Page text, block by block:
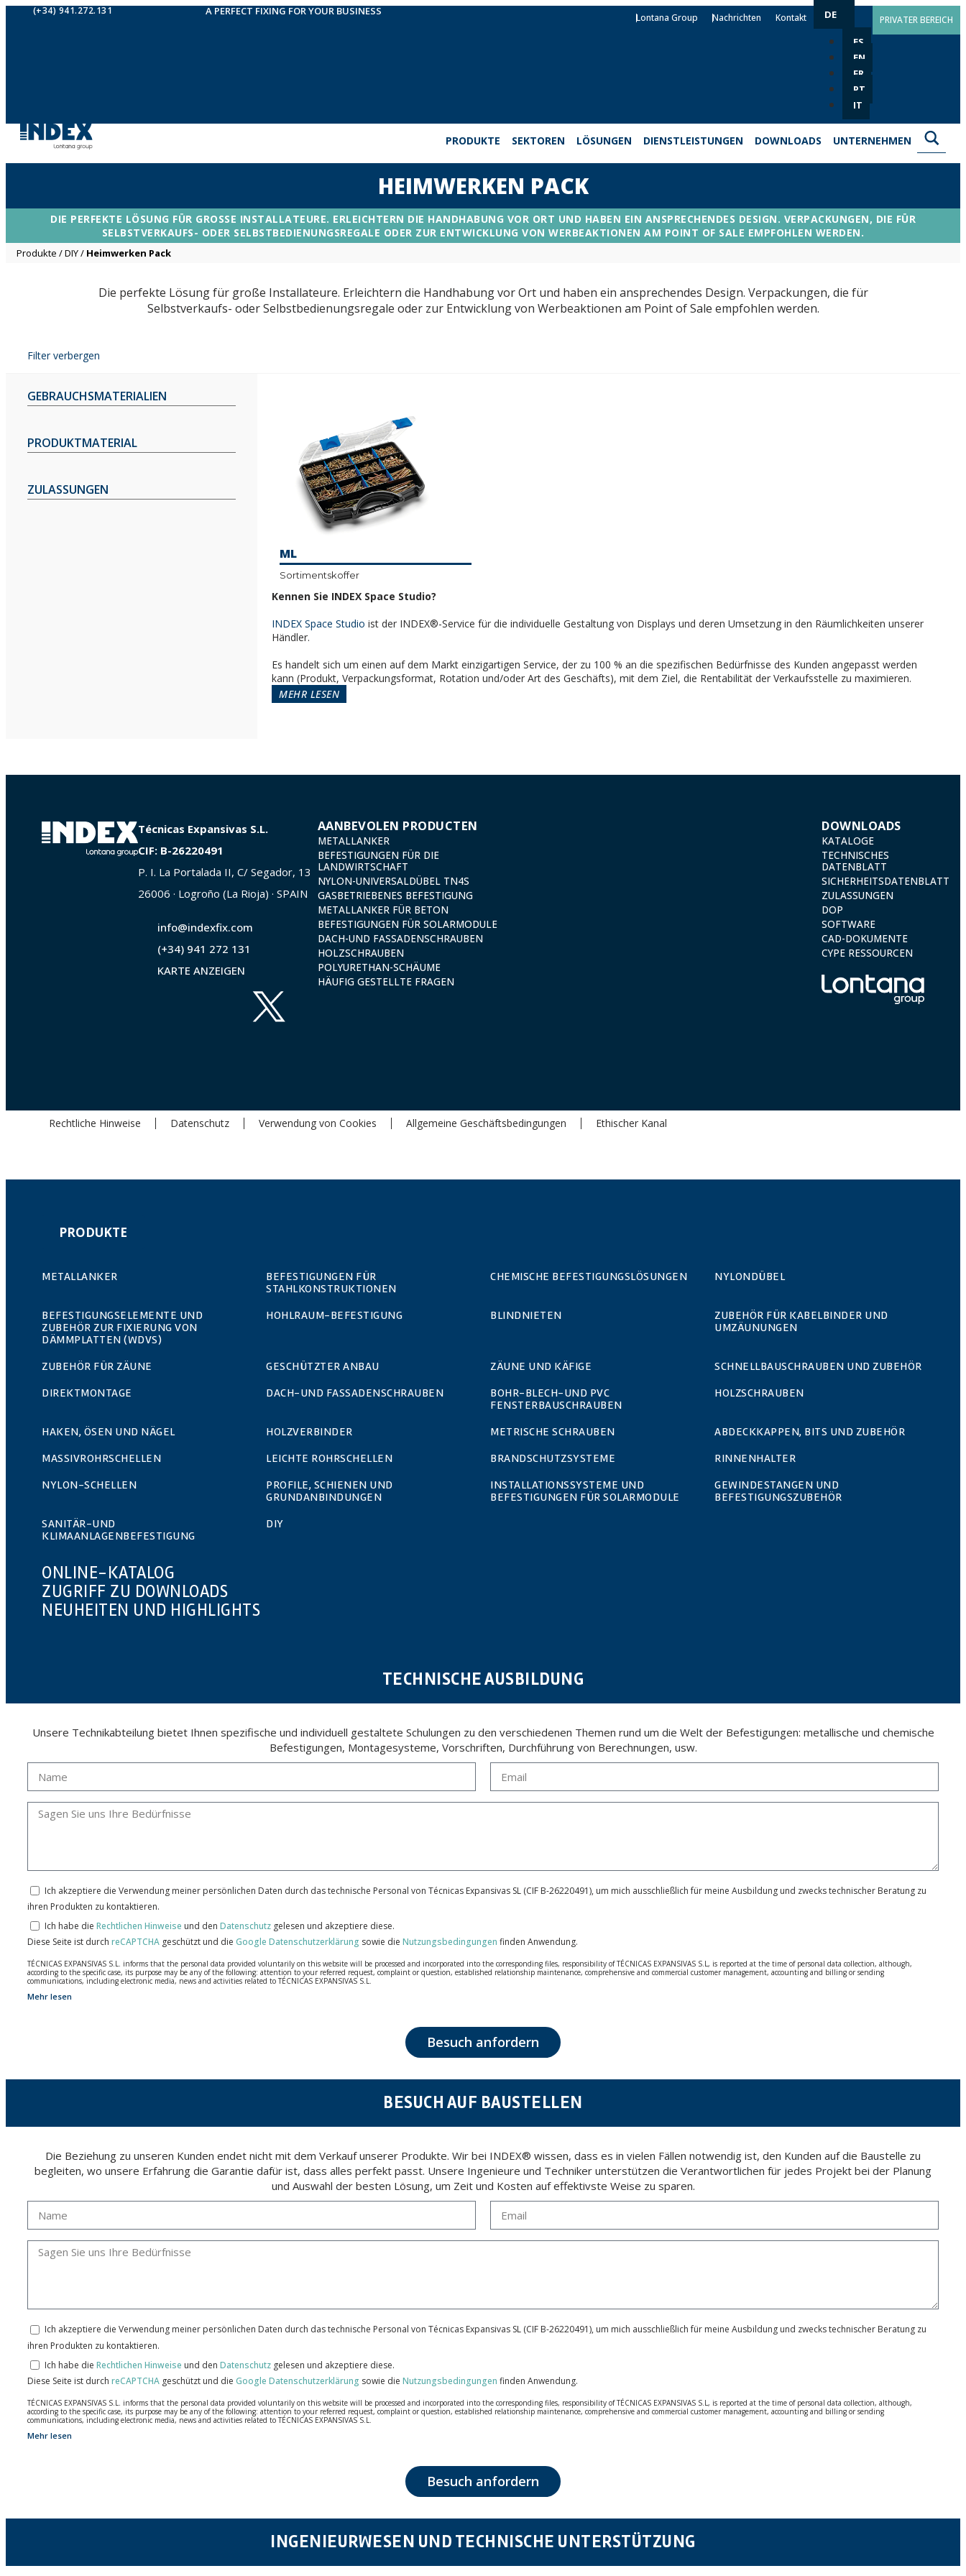
(+34) 941.272.131 A PERFECT FIXING FOR YOUR BUSINESS
Lontana Group Nachrichten Kontakt DE
ES
EN
FR
PT
IT
PRIVATER BEREICH
PRODUKTE SEKTOREN LÖSUNGEN DIENSTLEISTUNGEN DOWNLOADS UNTERNEHMEN
HEIMWERKEN PACK
DIE PERFEKTE LÖSUNG FÜR GROSSE INSTALLATEURE. ERLEICHTERN DIE HANDHABUNG VOR ORT UND HABEN EIN ANSPRECHENDES DESIGN. VERPACKUNGEN, DIE FÜR S
ELBSTVERKAUFS- ODER SELBSTBEDIENUNGSREGALE ODER ZUR ENTWICKLUNG VON WERBEAKTIONEN AM POINT OF SALE EMPFOHLEN WERDEN.
Produkte /DIY/ Heimwerken Pack
Die perfekte Lösung für große Installateure. Erleichtern die Handhabung vor Ort und haben ein ansprechendes Design. Verpackungen, die für
Selbstverkaufs- oder Selbstbedienungsregale oder zur Entwicklung von Werbeaktionen am Point of Sale empfohlen werden.
Filter verbergen
GEBRAUCHSMATERIALIEN
PRODUKTMATERIAL
ZULASSUNGEN
ML
Sortimentskoffer
Kennen Sie INDEX Space Studio?
INDEX Space Studio ist der INDEX®-Service für die individuelle Gestaltung von Displays und deren Umsetzung in den Räumlichkeiten unserer
Händler.
Es handelt sich um einen auf dem Markt einzigartigen Service, der zu 100 % an die spezifischen Bedürfnisse des Kunden angepasst werden
kann (Produkt, Verpackungsformat, Rotation und/oder Art des Geschäfts), mit dem Ziel, die Rentabilität der Verkaufsstelle zu maximieren.
MEHR LESEN
Técnicas Expansivas S.L.
CIF: B-26220491
P. I. La Portalada II, C/ Segador, 13
26006 · Logroño (La Rioja) · SPAIN
info@indexfix.com
(+34) 941 272 131
KARTE ANZEIGEN
AANBEVOLEN PRODUCTEN
METALLANKER
BEFESTIGUNGEN FÜR DIE
LANDWIRTSCHAFT
NYLON-UNIVERSALDÜBEL TN4S
GASBETRIEBENES BEFESTIGUNG
METALLANKER FÜR BETON
BEFESTIGUNGEN FÜR SOLARMODULE
DACH-UND FASSADENSCHRAUBEN
HOLZSCHRAUBEN
POLYURETHAN-SCHÄUME
HÄUFIG GESTELLTE FRAGEN
DOWNLOADS
KATALOGE
TECHNISCHES
DATENBLATT
SICHERHEITSDATENBLATT
ZULASSUNGEN
DOP
SOFTWARE
CAD-DOKUMENTE
CYPE RESSOURCEN
Rechtliche Hinweise Datenschutz Verwendung von Cookies Allgemeine Geschäftsbedingungen Ethischer Kanal
PRODUKTE
METALLANKER
BEFESTIGUNGEN FÜR
STAHLKONSTRUKTIONEN
CHEMISCHE BEFESTIGUNGSLÖSUNGEN NYLONDÜBEL
BEFESTIGUNGSELEMENTE UND
ZUBEHÖR ZUR FIXIERUNG VON
DÄMMPLATTEN (WDVS)
HOHLRAUM-BEFESTIGUNG BLINDNIETEN
ZUBEHÖR FÜR KABELBINDER UND
UMZÄUNUNGEN
ZUBEHÖR FÜR ZÄUNE GESCHÜTZTER ANBAU ZÄUNE UND KÄFIGE
SCHNELLBAUSCHRAUBEN UND ZUBEHÖR
DIREKTMONTAGE
DACH-UND FASSADENSCHRAUBEN
BOHR-BLECH-UND PVC
FENSTERBAUSCHRAUBEN
HOLZSCHRAUBEN
HAKEN, ÖSEN UND NÄGEL HOLZVERBINDER METRISCHE SCHRAUBEN
ABDECKKAPPEN, BITS UND ZUBEHÖR
MASSIVROHRSCHELLEN
LEICHTE ROHRSCHELLEN BRANDSCHUTZSYSTEME
RINNENHALTER
NYLON-SCHELLEN
PROFILE, SCHIENEN UND
GRUNDANBINDUNGEN
INSTALLATIONSSYSTEME UND
BEFESTIGUNGEN FÜR SOLARMODULE
GEWINDESTANGEN UND
BEFESTIGUNGSZUBEHÖR
SANITÄR-UND
KLIMAANLAGENBEFESTIGUNG
DIY
ONLINE-KATALOG
ZUGRIFF ZU DOWNLOADS
NEUHEITEN UND HIGHLIGHTS
TECHNISCHE AUSBILDUNG
Unsere Technikabteilung bietet Ihnen spezifische und individuell gestaltete Schulungen zu den verschiedenen Themen rund um die Welt der Befestigungen: metallische und chemische
Befestigungen, Montagesysteme, Vorschriften, Durchführung von Berechnungen, usw.
Ich akzeptiere die Verwendung meiner persönlichen Daten durch das technische Personal von Técnicas Expansivas SL (CIF B-26220491), um mich ausschließlich für meine Ausbildung und zwecks technischer Beratung zu
ihren Produkten zu kontaktieren.
Ich habe die Rechtlichen Hinweise und den Datenschutz gelesen und akzeptiere diese.
Diese Seite ist durch reCAPTCHA geschützt und die Google Datenschutzerklärung sowie die Nutzungsbedingungen finden Anwendung.
TÉCNICAS EXPANSIVAS S.L. informs that the personal data provided voluntarily on this website will be processed and incorporated into the corresponding files, responsibility of TÉCNICAS EXPANSIVAS S.L, is reported at the time of personal data collection, although,
according to the specific case, its purpose may be any of the following: attention to your referred request, complaint or question, established relationship maintenance, comprehensive and commercial customer management, accounting and billing or sending
communications, including electronic media, news and activities related to TÉCNICAS EXPANSIVAS S.L.
The data in our files are strictly confidential and shall be treated with the utmost confidentiality and shall comply with all the requirements provided for the General Data Protection Regulation (GDPR) 2016.
The user may at any time exercise their rights of access, rectification, cancellation and opposition under the provisions of the General Data Protection Regulation (GDPR) 2016 by sending a letter together with a photocopy of your ID, to P.I. La Portalada II | c/ Segador 13,
Mehr lesen
Besuch anfordern
BESUCH AUF BAUSTELLEN
Die Beziehung zu unseren Kunden endet nicht mit dem Verkauf unserer Produkte. Wir bei INDEX® wissen, dass es in vielen Fällen notwendig ist, den Kunden auf die Baustelle zu
begleiten, wo unsere Erfahrung die Garantie dafür ist, dass alles perfekt passt. Unsere Ingenieure und Techniker unterstützen die Verantwortlichen für jedes Projekt bei der Planung
und Auswahl der besten Lösung, um Zeit und Kosten auf effektivste Weise zu sparen.
Ich akzeptiere die Verwendung meiner persönlichen Daten durch das technische Personal von Técnicas Expansivas SL (CIF B-26220491), um mich ausschließlich für meine Ausbildung und zwecks technischer Beratung zu
ihren Produkten zu kontaktieren.
Ich habe die Rechtlichen Hinweise und den Datenschutz gelesen und akzeptiere diese.
Diese Seite ist durch reCAPTCHA geschützt und die Google Datenschutzerklärung sowie die Nutzungsbedingungen finden Anwendung.
TÉCNICAS EXPANSIVAS S.L. informs that the personal data provided voluntarily on this website will be processed and incorporated into the corresponding files, responsibility of TÉCNICAS EXPANSIVAS S.L, is reported at the time of personal data collection, although,
according to the specific case, its purpose may be any of the following: attention to your referred request, complaint or question, established relationship maintenance, comprehensive and commercial customer management, accounting and billing or sending
communications, including electronic media, news and activities related to TÉCNICAS EXPANSIVAS S.L.
The data in our files are strictly confidential and shall be treated with the utmost confidentiality and shall comply with all the requirements provided for the General Data Protection Regulation (GDPR) 2016.
The user may at any time exercise their rights of access, rectification, cancellation and opposition under the provisions of the General Data Protection Regulation (GDPR) 2016 by sending a letter together with a photocopy of your ID, to P.I. La Portalada II | c/ Segador 13,
Mehr lesen
Besuch anfordern
INGENIEURWESEN UND TECHNISCHE UNTERSTÜTZUNG